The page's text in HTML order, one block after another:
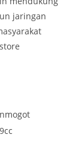
jaringan